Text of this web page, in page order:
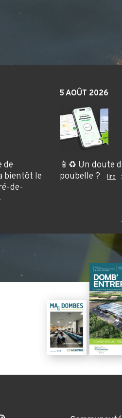
de
bientôt le
de-
5 AOÛT 2026
📱♻️ Un doute
poubelle ?
lire